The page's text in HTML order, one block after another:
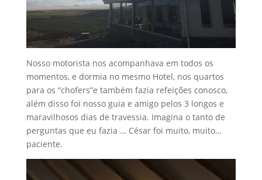
Nosso motorista nos acompanhava em todos os
momentos, e dormia no mesmo Hotel, nos quartos
para os “chofers”e também fazia refeições conosco,
além disso foi nosso guia e amigo pelos 3 longos e
maravilhosos dias de travessia. Imagina o tanto de
perguntas que eu fazia … César foi muito, muito…
paciente.